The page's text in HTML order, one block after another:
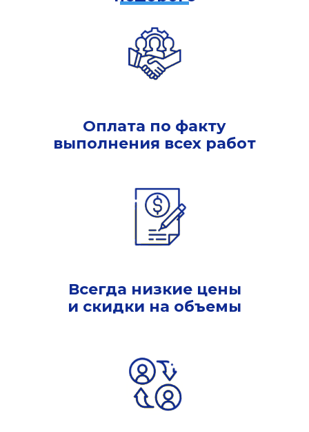
Оплата по факту
выполнения всех работ
Всегда низкие цены
и скидки на объемы